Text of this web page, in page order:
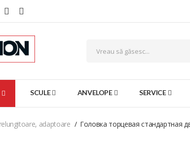
SCULE ANVELOPE SERVICE
adaptoare Головка торцевая стандартная